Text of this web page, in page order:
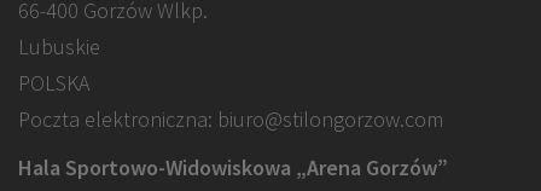
66-400 Gorzów Wlkp.
Lubuskie
POLSKA
Poczta elektroniczna: biuro@stilongorzow.com
Hala Sportowo-Widowiskowa „Arena Gorzów”